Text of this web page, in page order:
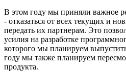
В этом году мы приняли важное
- отказаться от всех текущих и
передать их партнерам. Это
усилия на разработке
которого мы планируем
году мы также планируем
продукта.